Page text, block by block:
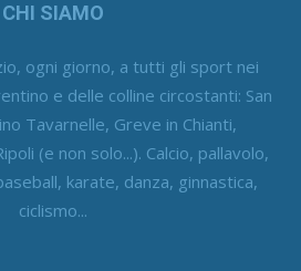
CHI SIAMO
ogni giorno, a tutti gli sport nei
e delle colline circostanti: San
Tavarnelle, Greve in Chianti,
(e non solo...). Calcio, pallavolo,
karate, danza, ginnastica,
ciclismo...